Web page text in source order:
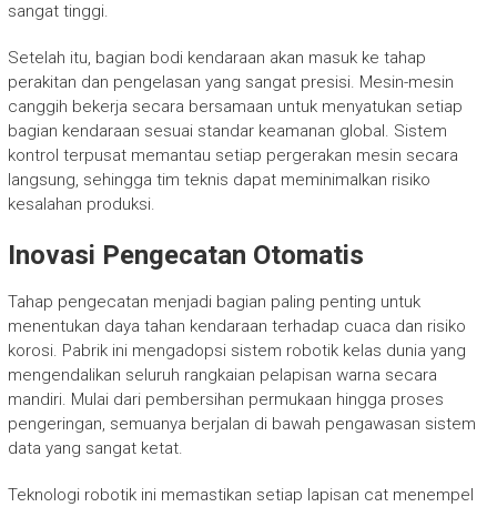
sangat tinggi.
Setelah itu, bagian bodi kendaraan akan masuk ke tahap
perakitan dan pengelasan yang sangat presisi. Mesin-mesin
canggih bekerja secara bersamaan untuk menyatukan setiap
bagian kendaraan sesuai standar keamanan global. Sistem
kontrol terpusat memantau setiap pergerakan mesin secara
langsung, sehingga tim teknis dapat meminimalkan risiko
kesalahan produksi.
Inovasi Pengecatan Otomatis
Tahap pengecatan menjadi bagian paling penting untuk
menentukan daya tahan kendaraan terhadap cuaca dan risiko
korosi. Pabrik ini mengadopsi sistem robotik kelas dunia yang
mengendalikan seluruh rangkaian pelapisan warna secara
mandiri. Mulai dari pembersihan permukaan hingga proses
pengeringan, semuanya berjalan di bawah pengawasan sistem
data yang sangat ketat.
Teknologi robotik ini memastikan setiap lapisan cat menempel